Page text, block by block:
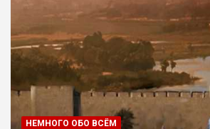
НЕМНОГО ОБО ВСЁМ